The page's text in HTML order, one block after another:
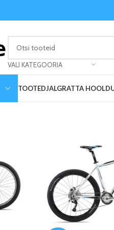
VALI KATEGOORIA
TOOTEDJALGRATTA